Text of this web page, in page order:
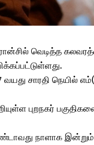
வெடித்த
சாரதி நெயில்
புறநகர்
நாளாக இன்றும்